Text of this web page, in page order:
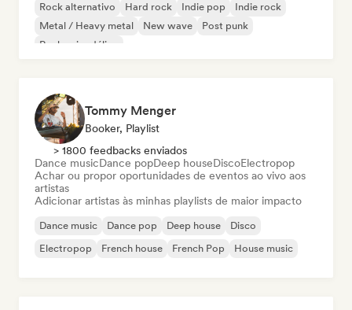
Rock alternativo Hard rock Indie pop
Indie rock
Metal / Heavy metal
New wave
Post punk
Rock psicodélico
Tommy Menger
Booker, Playlist
> 1800 feedbacks enviados
Dance musicDance popDeep houseDiscoElectropop
Achar ou propor oportunidades de eventos ao vivo aos
artistas
Adicionar artistas às minhas playlists de maior impacto
Dance music Dance pop Deep house
Disco
Electropop
French house French Pop House music